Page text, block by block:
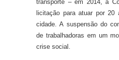
transporte – em 2014, a
licitação para atuar por 20
cidade. A suspensão do
de trabalhadoras em um
crise social.